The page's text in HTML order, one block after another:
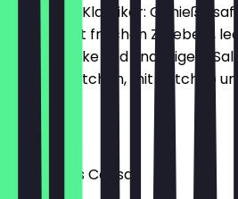
Ein echter Klassiker: Genieße
/ 250g) mit frischen Zwiebeln,
saurer Gurke und knackigem
Sesam Brötchen, mit Ketchup
Best Angus Caesar